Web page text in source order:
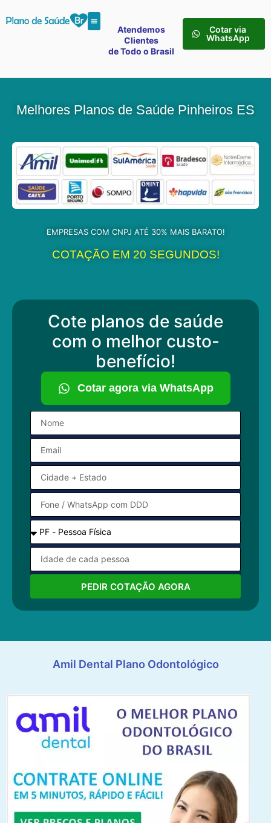
Atendemos
Clientes
de Todo o Brasil
Cotar via
WhatsApp
Melhores Planos de Saúde Pinheiros ES
EMPRESAS COM CNPJ ATÉ 30% MAIS BARATO!
COTAÇÃO EM 20 SEGUNDOS!
Cote planos de saúde
com o melhor custo-
benefício!
Cotar agora via WhatsApp
PEDIR COTAÇÃO AGORA
Amil Dental Plano Odontológico